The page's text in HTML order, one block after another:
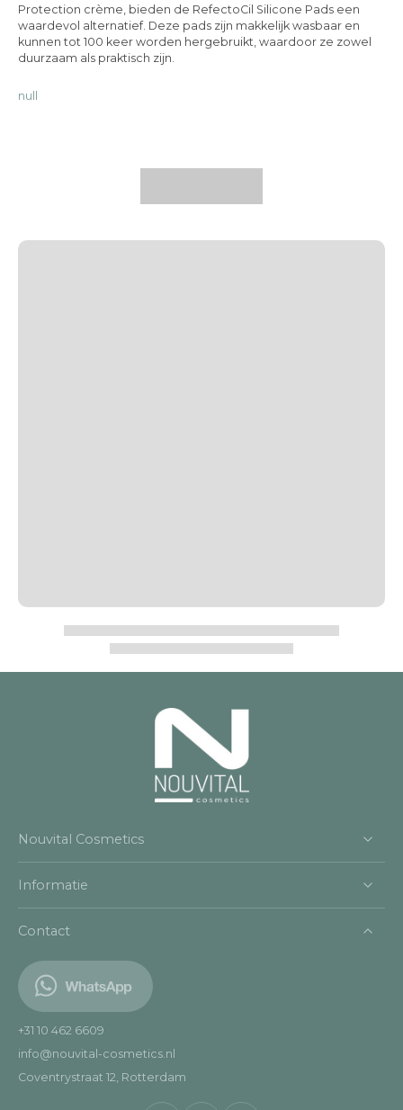
Protection crème, bieden de RefectoCil Silicone Pads een
waardevol alternatief. Deze pads zijn makkelijk wasbaar en
kunnen tot 100 keer worden hergebruikt, waardoor ze zowel
duurzaam als praktisch zijn.
null
Nouvital Cosmetics
Informatie
Contact
+31 10 462 6609
info@nouvital-cosmetics.nl
Coventrystraat 12, Rotterdam